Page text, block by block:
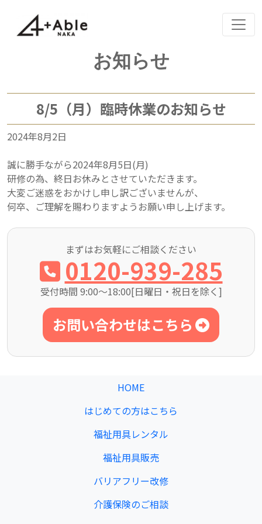
お知らせ
8/5（月）臨時休業のお知らせ
2024年8月2日
誠に勝手ながら2024年8月5日(月)
研修の為、終日お休みとさせていただきます。
大変ご迷惑をおかけし申し訳ございませんが、
何卒、ご理解を賜わりますようお願い申し上げます。
まずはお気軽にご相談ください
0120-939-285
受付時間 9:00～18:00[日曜日・祝日を除く]
お問い合わせはこちら
HOME
はじめての方はこちら
福祉用具レンタル
福祉用具販売
バリアフリー改修
介護保険のご相談